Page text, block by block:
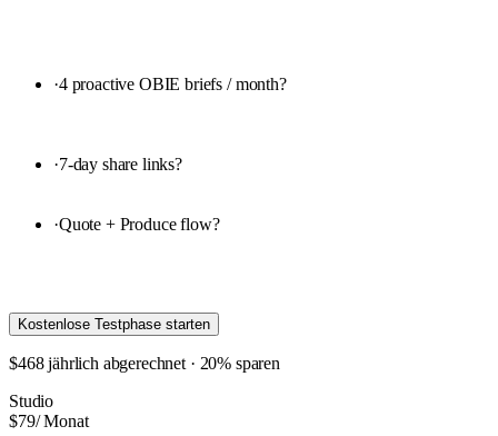
·4 proactive OBIE briefs / month?
·7-day share links?
·Quote + Produce flow?
Kostenlose Testphase starten
$468 jährlich abgerechnet · 20% sparen
Studio
$79/ Monat